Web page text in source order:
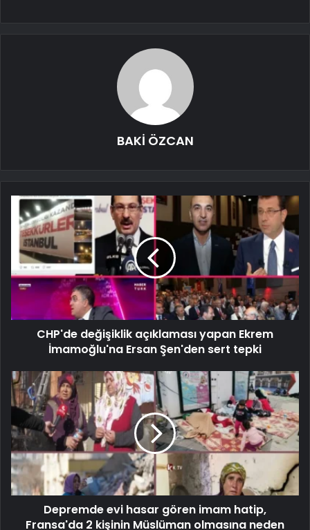
BAKİ ÖZCAN
CHP'de değişiklik açıklaması yapan Ekrem
İmamoğlu'na Ersan Şen'den sert tepki
Depremde evi hasar gören imam hatip,
Fransa'da 2 kişinin Müslüman olmasına neden